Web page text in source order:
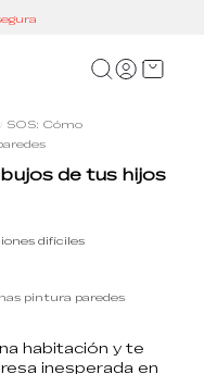
SOS: Cómo
de tus hijos
difíciles
pintura paredes
habitación y te
inesperada en